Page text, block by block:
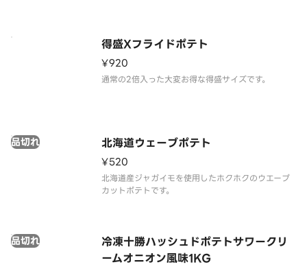
得盛Xフライドポテト
¥920
通常の2倍入った大変お得な得盛サイズです。
北海道ウェーブポテト
品切れ
¥520
北海道産ジャガイモを使用したホクホクのウエーブ
カットポテトです。
冷凍十勝ハッシュドポテトサワークリ
ームオニオン風味1KG
品切れ